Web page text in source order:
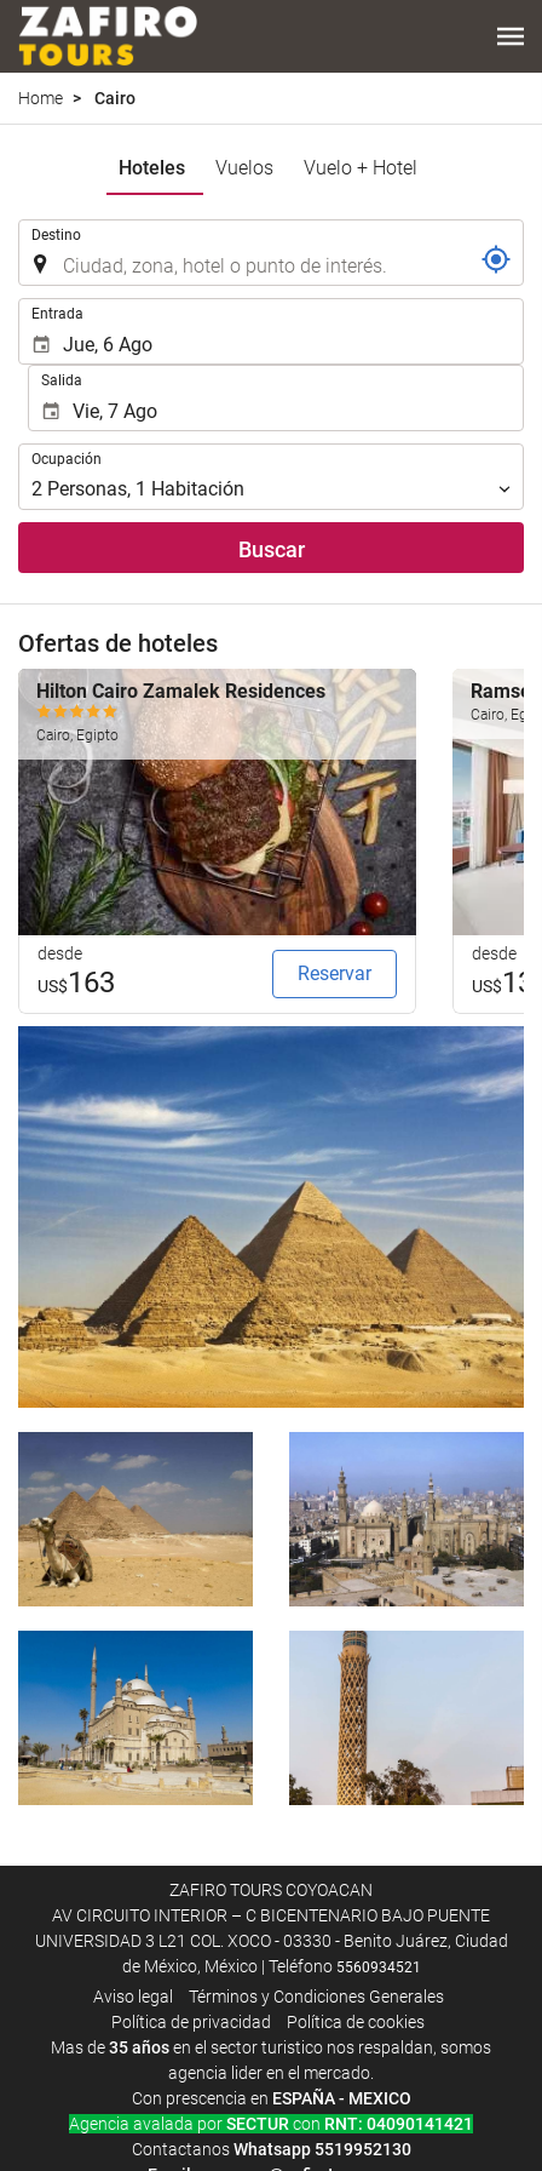
Home Cairo
Hoteles Vuelos Vuelo + Hotel
Destino
Entrada
Salida
Ocupación
Ocupación
2 Personas, 1 Habitación
Buscar
Ofertas de hoteles
Hilton Cairo Zamalek Residences
Cairo, Egipto
desde
US$163 Reservar
Cairo,
desde
US$
ZAFIRO TOURS COYOACAN
AV CIRCUITO INTERIOR – C BICENTENARIO BAJO PUENTE
UNIVERSIDAD 3 L21 COL. XOCO - 03330 - Benito Juárez, Ciudad
de México, México | Teléfono 5560934521
Aviso legal
Términos y Condiciones Generales
Política de privacidad
Política de cookies
Mas de35 añosen el sector turistico nos respaldan, somos
agencia lider en el mercado.
Con prescencia en ESPAÑA - MEXICO
Agencia avalada porSECTURcon RNT: 04090141421
ContactanosWhatsapp 5519952130